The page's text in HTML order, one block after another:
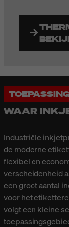
TOEPASSING
WAAR
Industriële
de moderne
flexibel en
verscheidenheid
een groot aantal
voor het
volgt een kleine